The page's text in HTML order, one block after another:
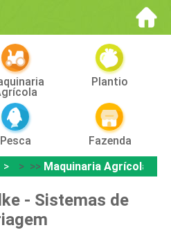
Plantio
Pesca
Fazenda
> >> Maquinaria Agrícola
- Sistemas de